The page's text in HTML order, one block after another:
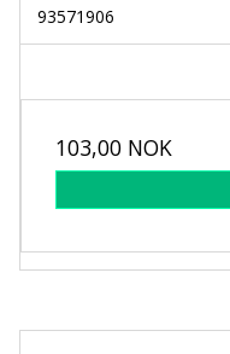
93571906
103,00 NOK